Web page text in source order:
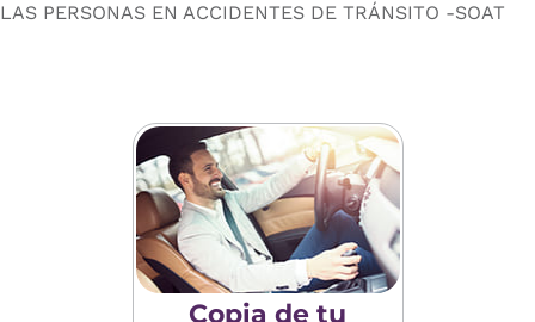
LAS PERSONAS EN ACCIDENTES DE TRÁNSITO -SOAT
Copia de tu